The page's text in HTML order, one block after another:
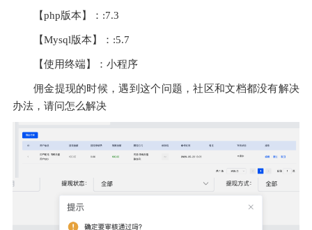
【php版本】：:7.3
【Mysql版本】：:5.7
【使用终端】：小程序
佣金提现的时候，遇到这个问题，社区和文档都没有解决
办法，请问怎么解决